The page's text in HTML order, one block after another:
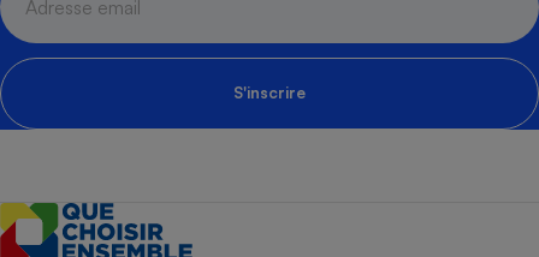
S'inscrire